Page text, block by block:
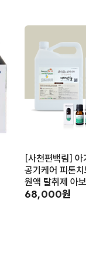
[사천편백림] 아
공기케어 피톤
원액 탈취제 아
68,000원